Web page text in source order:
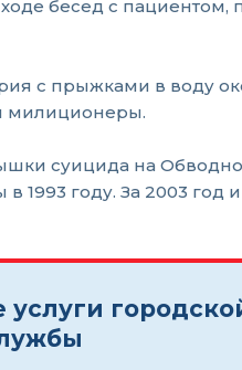
бесед с пациентом,
с прыжками в воду
милиционеры.
суицида на
году. За 2003 год и